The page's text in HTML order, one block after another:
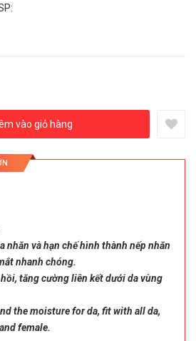
vào giỏ hàng
nhăn và hạn chế hình thành nếp nhăn
nhanh chóng.
tăng cường liên kết dưới da vùng
the moisture for da, fit with all da,
female.